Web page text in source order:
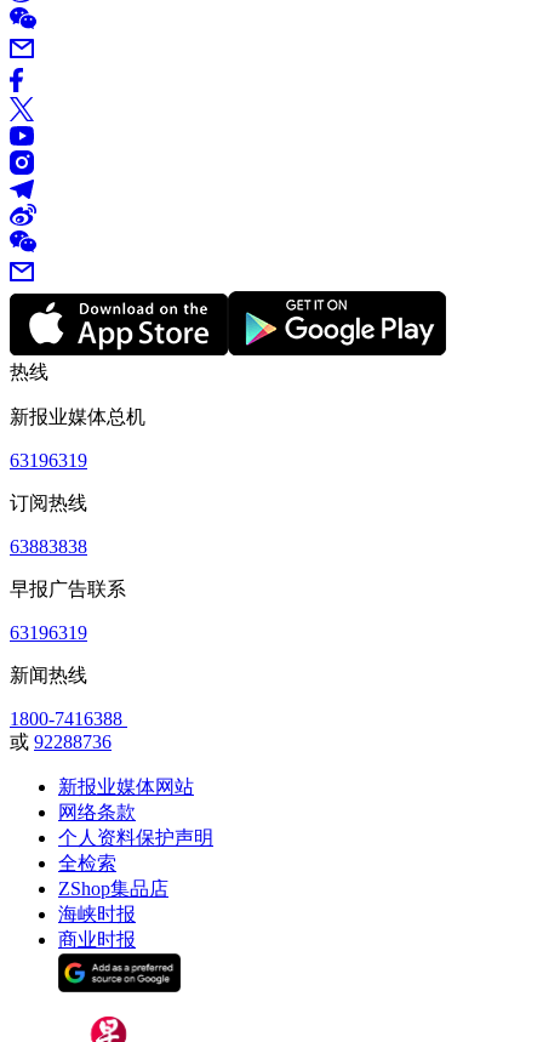
热线
新报业媒体总机
63196319
订阅热线
63883838
早报广告联系
63196319
新闻热线
1800-7416388
或 92288736
新报业媒体网站
网络条款
个人资料保护声明
全检索
ZShop集品店
海峡时报
商业时报